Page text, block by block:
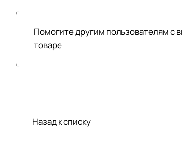
Помогите другим пользователям с
товаре
Назад к списку